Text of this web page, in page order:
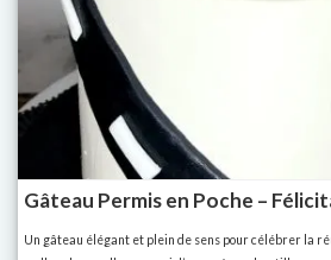
Gâteau Permis en Poche –
Un gâteau élégant et plein de sens pour célébrer la